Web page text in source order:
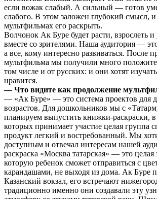
если вожак слабый. А сильный — готов
слабого. В этом заложен глубокий смысл,
мультфильмах его раскрыть.
Волчонок Ак Буре будет расти, взрослеть
вместе со зрителями. Наша аудитория —
а все, кому интересно развиваться. После
мультфильма мы получили много
том числе и от русских: и они хотят
нравится.
— Что видите как продолжение
— «Ак Буре» — это система проектов для
возрастов. Для дошкольников мы с
планируем выпустить книжки-раскраски, в
которых принимает участие целая группа
продукт легкий и востребованный. Мы
доступным и отвечал интересам нашей
раскраска «Москва татарская» — это целая
которую ребенок сможет отправиться с
карандашами, не выходя из дома. Ак Буре
Казанский вокзал, его встречают
традиционно именно они создавали эту